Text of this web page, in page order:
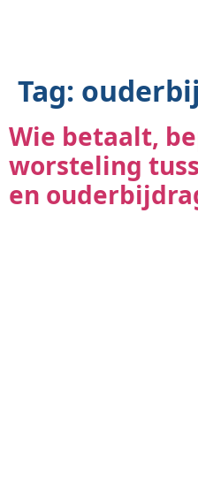
Tag:
Wie betaalt,
worsteling
en